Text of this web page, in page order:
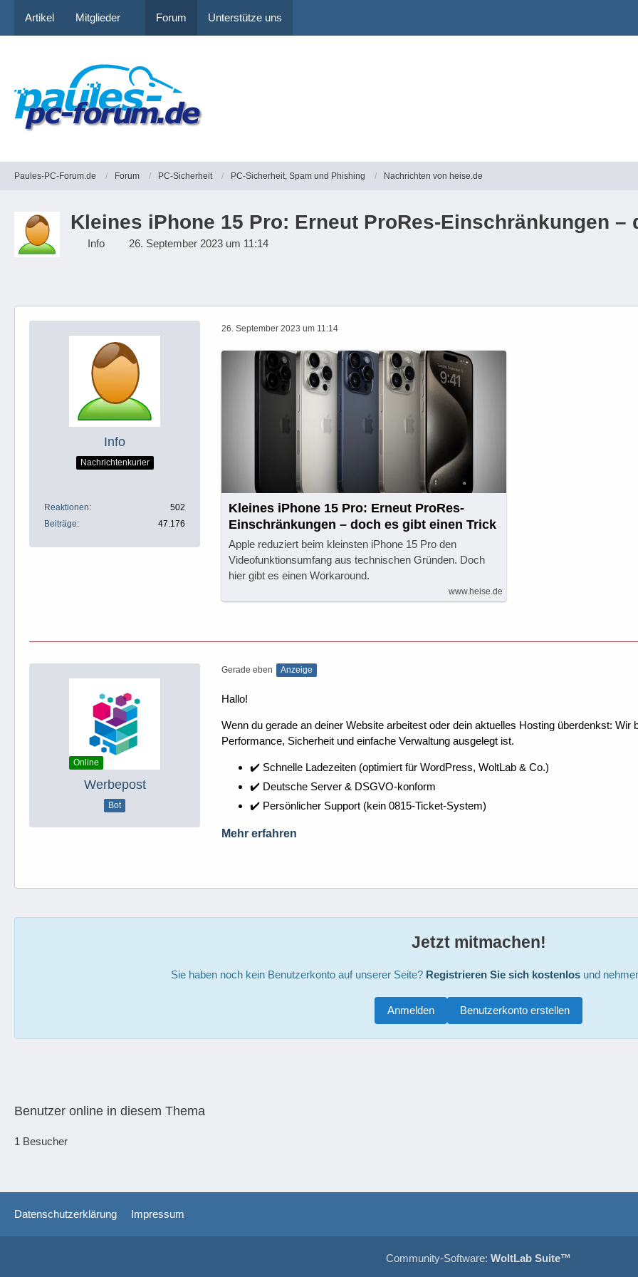
Artikel Mitglieder Forum Unterstütze uns
Paules-PC-Forum.de Forum PC-Sicherheit PC-Sicherheit, Spam und Phishing Nachrichten von heise.de
Kleines iPhone 15 Pro: Erneut ProRes-Einschränkungen –
Info 26. September 2023 um 11:14
Info
Nachrichtenkurier
Reaktionen
502
Beiträge
47.176
26. September 2023 um 11:14
Kleines iPhone 15 Pro: Erneut ProRes-
Einschränkungen – doch es gibt einen Trick
Apple reduziert beim kleinsten iPhone 15 Pro den
Videofunktionsumfang aus technischen Gründen. Doch
hier gibt es einen Workaround.
www.heise.de
Online
Werbepost
Bot
Gerade eben Anzeige
Hallo!
Wenn du gerade an deiner Website arbeitest oder dein aktuelles Hosting überdenkst:
Performance, Sicherheit und einfache Verwaltung ausgelegt ist.
✔️ Schnelle Ladezeiten (optimiert für WordPress, WoltLab & Co.)
✔️ Deutsche Server & DSGVO-konform
✔️ Persönlicher Support (kein 0815-Ticket-System)
Mehr erfahren
Jetzt mitmachen!
Sie haben noch kein Benutzerkonto auf unserer Seite? Registrieren Sie sich kostenlosund
Benutzerkonto erstellen
Anmelden
Benutzer online in diesem Thema
1 Besucher
Datenschutzerklärung Impressum
Community-Software: WoltLab Suite™